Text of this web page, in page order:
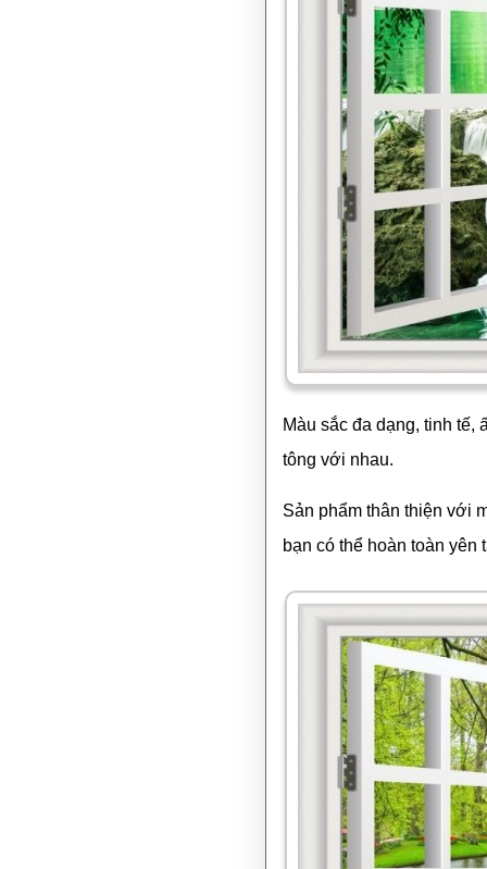
Màu sắc đa dạng, tinh
tông với nhau.
Sản phẩm thân thiện với
bạn có thể hoàn toàn yên